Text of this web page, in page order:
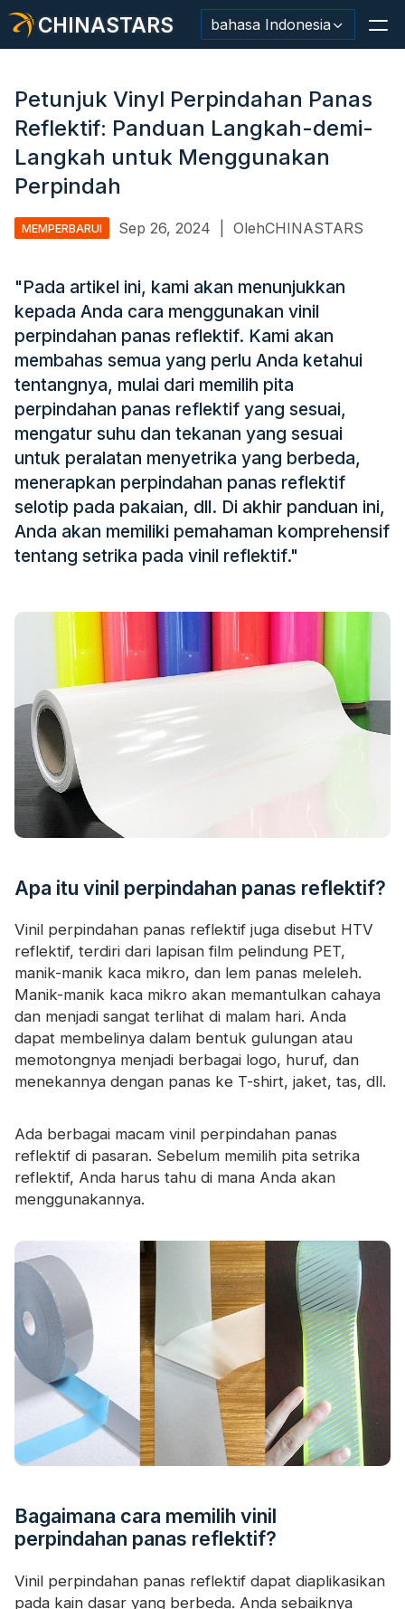
CHINASTARS bahasa Indonesia
Bahan Reflektif/Pita
Kain Reflektif Mode
Pakaian Keamanan
Pemangkasan Pencucian Industri
Tentang CHINASTARS
Produk baru
Sertifikat
Katalog
Video
Kontak
Petunjuk Vinyl Perpindahan Panas
Reflektif: Panduan Langkah-demi-
Langkah untuk Menggunakan
Perpindah
MEMPERBARUI Sep 26, 2024 OlehCHINASTARS
"Pada artikel ini, kami akan menunjukkan
kepada Anda cara menggunakan vinil
perpindahan panas reflektif. Kami akan
membahas semua yang perlu Anda ketahui
tentangnya, mulai dari memilih pita
perpindahan panas reflektif yang sesuai,
mengatur suhu dan tekanan yang sesuai
untuk peralatan menyetrika yang berbeda,
menerapkan perpindahan panas reflektif
selotip pada pakaian, dll. Di akhir panduan ini,
Anda akan memiliki pemahaman komprehensif
tentang setrika pada vinil reflektif."
Apa itu vinil perpindahan panas reflektif?
Vinil perpindahan panas reflektif juga disebut HTV
reflektif, terdiri dari lapisan film pelindung PET,
manik-manik kaca mikro, dan lem panas meleleh.
Manik-manik kaca mikro akan memantulkan cahaya
dan menjadi sangat terlihat di malam hari. Anda
dapat membelinya dalam bentuk gulungan atau
memotongnya menjadi berbagai logo, huruf, dan
menekannya dengan panas ke T-shirt, jaket, tas, dll.
Ada berbagai macam vinil perpindahan panas
reflektif di pasaran. Sebelum memilih pita setrika
reflektif, Anda harus tahu di mana Anda akan
menggunakannya.
Bagaimana cara memilih vinil
perpindahan panas reflektif?
Vinil perpindahan panas reflektif dapat diaplikasikan
pada kain dasar yang berbeda. Anda sebaiknya